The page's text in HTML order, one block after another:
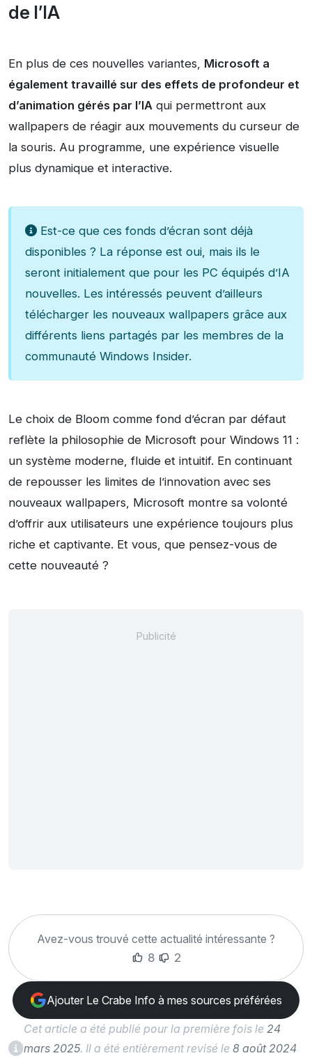
de l’IA
En plus de ces nouvelles variantes, Microsoft a
également travaillé sur des effets de profondeur et
d’animation gérés par l’IA qui permettront aux
wallpapers de réagir aux mouvements du curseur de
la souris. Au programme, une expérience visuelle
plus dynamique et interactive.
Est-ce que ces fonds d’écran sont déjà
disponibles ? La réponse est oui, mais ils le
seront initialement que pour les PC équipés d’IA
nouvelles. Les intéressés peuvent d’ailleurs
télécharger les nouveaux wallpapers grâce aux
différents liens partagés par les membres de la
communauté Windows Insider.
Le choix de Bloom comme fond d’écran par défaut
reflète la philosophie de Microsoft pour Windows 11 :
un système moderne, fluide et intuitif. En continuant
de repousser les limites de l’innovation avec ses
nouveaux wallpapers, Microsoft montre sa volonté
d’offrir aux utilisateurs une expérience toujours plus
riche et captivante. Et vous, que pensez-vous de
cette nouveauté ?
Avez-vous trouvé cette actualité intéressante ?
8
2
Ajouter Le Crabe Info à mes sources préférées
Cet article a été publié pour la première fois le 24
mars 2025. Il a été entièrement revisé le 8 août 2024